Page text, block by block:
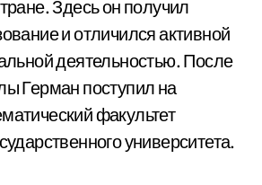
Здесь он получил
и отличился активной
деятельностью. После
Герман поступил на
факультет
университета.